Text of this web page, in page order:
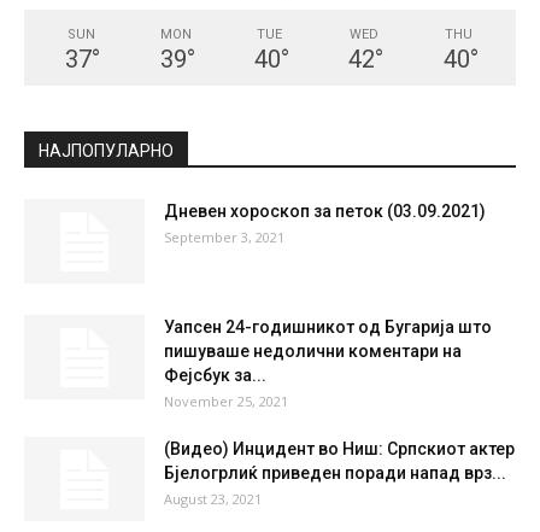
SUN
37°
MON
39°
TUE
40°
WED
42°
THU
40°
НАЈПОПУЛАРНО
Дневен хороскоп за петок (03.09.2021)
September 3, 2021
Уапсен 24-годишникот од Бугарија што
пишуваше недолични коментари на
Фејсбук за...
November 25, 2021
(Видео) Инцидент во Ниш: Српскиот актер
Бјелогрлиќ приведен поради напад врз...
August 23, 2021